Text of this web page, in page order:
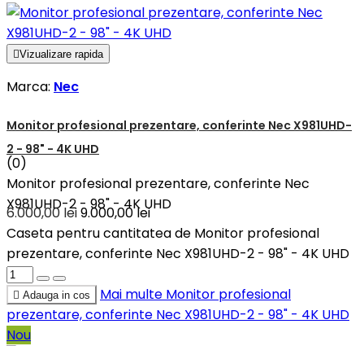
Vizualizare rapida
Marca: Nec
Monitor profesional prezentare, conferinte Nec X981UHD-
2 - 98" - 4K UHD
(0)
Monitor profesional prezentare, conferinte Nec
X981UHD-2 - 98" - 4K UHD
6.000,00 lei9.000,00 lei
Caseta pentru cantitatea de Monitor profesional
prezentare, conferinte Nec X981UHD-2 - 98" - 4K UHD
 Adauga in cos Mai multe Monitor profesional
prezentare, conferinte Nec X981UHD-2 - 98" - 4K UHD
Nou